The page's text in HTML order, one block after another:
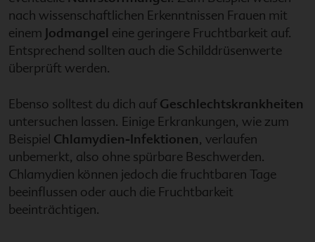
nach wissenschaftlichen Erkenntnissen Frauen mit
einem Jodmangel eine geringere Fruchtbarkeit auf.
Entsprechend sollten auch die Schilddrüsenwerte
überprüft werden.
Ebenso solltest du dich aufGeschlechtskrankheiten
untersuchen lassen. Einige Erkrankungen, wie zum
Beispiel Chlamydien-Infektionen, verlaufen
unbemerkt, also ohne spürbare Beschwerden.
Chlamydien können jedoch die fruchtbaren Tage
beeinflussen oder auch die Fruchtbarkeit
beeinträchtigen.